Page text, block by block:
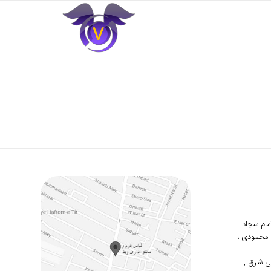
امام سجاد
محمودی ،
شرق ,